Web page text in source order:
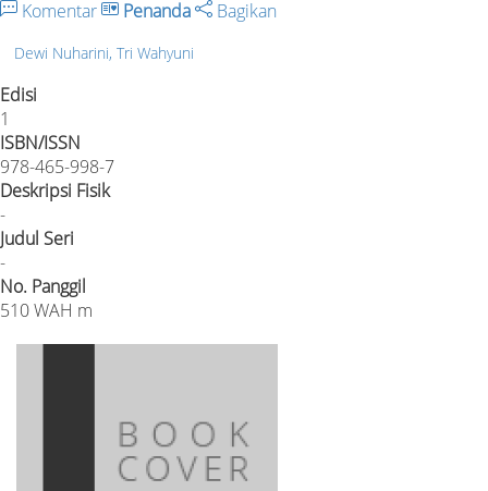
Komentar Penanda Bagikan
Dewi Nuharini, Tri Wahyuni
Edisi
1
ISBN/ISSN
978-465-998-7
Deskripsi Fisik
-
Judul Seri
-
No. Panggil
510 WAH m